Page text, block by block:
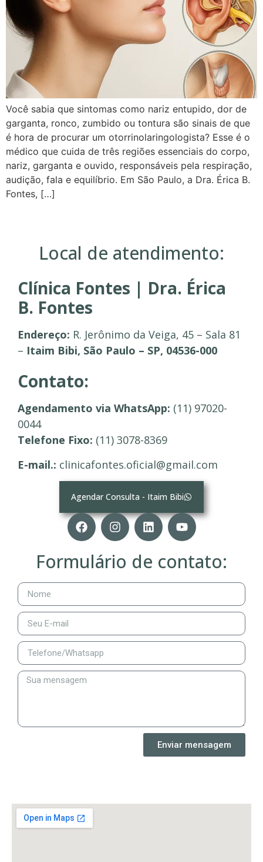
Você sabia que sintomas como nariz entupido, dor de
garganta, ronco, zumbido ou tontura são sinais de que
é hora de procurar um otorrinolaringologista? Esse é o
médico que cuida de três regiões essenciais do corpo,
nariz, garganta e ouvido, responsáveis pela respiração,
audição, fala e equilíbrio. Em São Paulo, a Dra. Érica B.
Fontes, […]
Local de atendimento:
Clínica Fontes | Dra. Érica
B. Fontes
Endereço: R. Jerônimo da Veiga, 45 – Sala 81
– Itaim Bibi, São Paulo – SP, 04536-000
Contato:
Agendamento via WhatsApp: (11) 97020-
0044
Telefone Fixo: (11) 3078-8369
E-mail.: clinicafontes.oficial@gmail.com
Agendar Consulta - Itaim Bibi
Formulário de contato:
Enviar mensagem